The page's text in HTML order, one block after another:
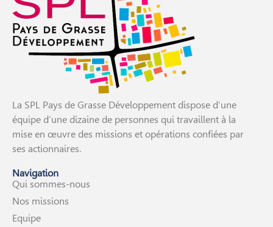
La SPL Pays de Grasse Développement dispose d’une
équipe d’une dizaine de personnes qui travaillent à la
mise en œuvre des missions et opérations confiées par
ses actionnaires.
Navigation
Qui sommes-nous
Nos missions
Equipe